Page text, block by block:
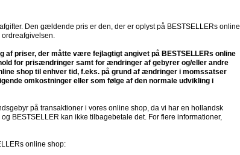
Den gældende pris er den, der er oplyst på BESTSELLERs online
af priser, der måtte være fejlagtigt angivet på BESTSELLERs online
for prisændringer samt for ændringer af gebyrer og/eller andre
shop til enhver tid, f.eks. på grund af ændringer i momssatser
omkostninger eller som følge af den normale udvikling i
på transaktioner i vores online shop, da vi har en hollandsk
BESTSELLER kan ikke tilbagebetale det. For flere informationer,
online shop: